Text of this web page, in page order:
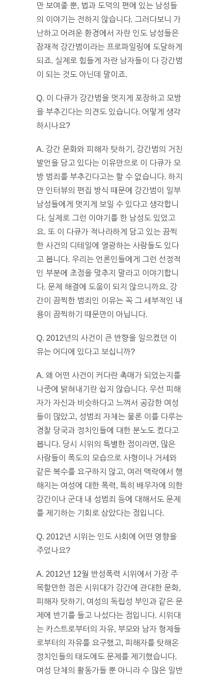
만 보여줄 뿐, 법과 도덕의 편에 있는 남성들
의 이야기는 전하지 않습니다. 그러다보니 가
난하고 어려운 환경에서 자란 인도 남성들은
잠재적 강간범이라는 프로파일링에 도달하게
되죠. 실제로 힘들게 자란 남자들이 다 강간범
이 되는 것도 아닌데 말이죠.
Q. 이 다큐가 강간범을 멋지게 포장하고 모방
을 부추긴다는 의견도 있습니다. 어떻게 생각
하시나요?
A. 강간 문화와 피해자 탓하기, 강간범의 거친
발언을 담고 있다는 이유만으로 이 다큐가 모
방 범죄를 부추긴다고는 할 수 없습니다. 하지
만 인터뷰의 편집 방식 때문에 강간범이 일부
남성들에게 멋지게 보일 수 있다고 생각합니
다. 실제로 그런 이야기를 한 남성도 있었고
요. 또 이 다큐가 적나라하게 담고 있는 끔찍
한 사건의 디테일에 열광하는 사람들도 있다
고 봅니다. 우리는 언론인들에게 그런 선정적
인 부분에 초점을 맞추지 말라고 이야기합니
다. 문제 해결에 도움이 되지 않으니까요. 강
간이 끔찍한 범죄인 이유는 꼭 그 세부적인 내
용이 끔찍하기 때문만이 아닙니다.
Q. 2012년의 사건이 큰 반향을 일으켰던 이
유는 어디에 있다고 보십니까?
A. 왜 어떤 사건이 커다란 촉매가 되었는지를
나중에 밝혀내기란 쉽지 않습니다. 우선 피해
자가 자신과 비슷하다고 느껴서 공감한 여성
들이 많았고, 성범죄 자체는 물론 이를 다루는
경찰 당국과 정치인들에 대한 분노도 컸다고
봅니다. 당시 시위의 특별한 점이라면, 많은
사람들이 폭도의 모습으로 사형이나 거세와
같은 복수를 요구하지 않고, 여러 맥락에서 행
해지는 여성에 대한 폭력, 특히 배우자에 의한
강간이나 군대 내 성범죄 등에 대해서도 문제
를 제기하는 기회로 삼았다는 점입니다.
Q. 2012년 시위는 인도 사회에 어떤 영향을
주었나요?
A. 2012년 12월 반성폭력 시위에서 가장 주
목할만한 점은 시위대가 강간에 관대한 문화,
피해자 탓하기, 여성의 독립성 부인과 같은 문
제에 반기를 들고 나섰다는 점입니다. 시위대
는 카스트로부터의 자유, 부모와 남자 형제들
로부터의 자유를 요구했고, 피해자를 탓해온
정치인들의 태도에도 문제를 제기했습니다.
여성 단체의 활동가들 뿐 아니라 수 많은 일반